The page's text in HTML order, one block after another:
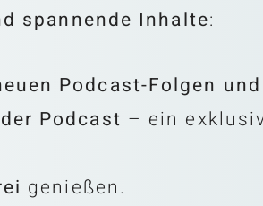
spannende Inhalte:
Podcast-Folgen
Podcast – ein
genießen.